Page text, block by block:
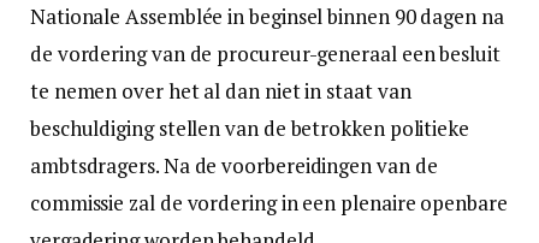
Nationale Assemblée in beginsel binnen 90 dagen na
de vordering van de procureur-generaal een besluit
te nemen over het al dan niet in staat van
beschuldiging stellen van de betrokken politieke
ambtsdragers. Na de voorbereidingen van de
commissie zal de vordering in een plenaire openbare